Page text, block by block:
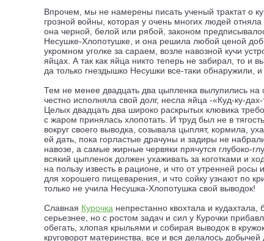
Впрочем, мы не намерены писать ученый трактат о
грозной войны, которая у очень многих людей
она черной, белой или рябой, законом
Несушке-Хлопотушке, и она решила любой ценой
укромном уголке за сараем, возле навозной кучи
яйцах. А так как яйца никто теперь не забирал, то и
да только гнездышко Несушки все-таки обнаружили,
Тем не менее двадцать два цыпленка вылупились на
честно исполняла свой долг, несла яйца -«Куд-ку-
Целых двадцать два широко раскрытых клювика
с жаром принялась хлопотать. И труд был не в
вокруг своего выводка, созывала цыплят, кормила,
ей дать, пока горластые драчуны и задиры не
навозе, а самые жирные червяки прячутся глубоко-
всякий цыпленок должен ухаживать за коготками и
на пользу известь в рационе, и что от утренней
для хорошего пищеварения, и что сойку узнают по
только не учила Несушка-Хлопотушка свой выводок!
Славная Курочка непрестанно квохтала и
серьезнее, но с ростом задач и сил у Курочки
обегать, хлопая крыльями и собирая выводок в
круговорот материнства, все и вся делалось